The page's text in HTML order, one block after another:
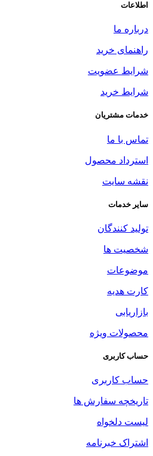
اطلاعات
درباره ما
راهنمای خرید
شرایط عضویت
شرایط خرید
خدمات مشتریان
تماس با ما
استرداد محصول
نقشه سایت
سایر خدمات
تولید کنندگان
شخصیت ها
موضوعات
کارت هدیه
بازاریابی
محصولات ویژه
حساب کاربری
حساب کاربری
تاریخچه سفارش ها
لیست دلخواه
اشتراک خبرنامه